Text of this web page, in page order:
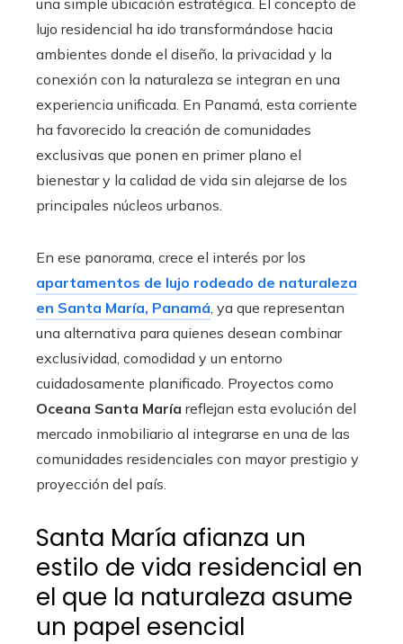
lujo residencial ha ido transformándose hacia
ambientes donde el diseño, la privacidad y la
conexión con la naturaleza se integran en una
experiencia unificada. En Panamá, esta corriente
ha favorecido la creación de comunidades
exclusivas que ponen en primer plano el
bienestar y la calidad de vida sin alejarse de los
principales núcleos urbanos.
En ese panorama, crece el interés por los
apartamentos de lujo rodeado de naturaleza
en Santa María, Panamá , ya que representan
una alternativa para quienes desean combinar
exclusividad, comodidad y un entorno
cuidadosamente planificado. Proyectos como
Oceana Santa María reflejan esta evolución del
mercado inmobiliario al integrarse en una de las
comunidades residenciales con mayor prestigio y
proyección del país.
Santa María afianza un
estilo de vida residencial en
el que la naturaleza asume
un papel esencial